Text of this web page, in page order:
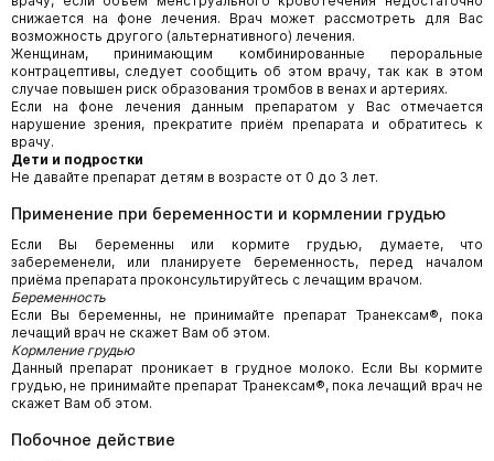
снижается на фоне лечения. Врач может рассмотреть для Вас
возможность другого (альтернативного) лечения.
Женщинам, принимающим комбинированные пероральные
контрацептивы, следует сообщить об этом врачу, так как в этом
случае повышен риск образования тромбов в венах и артериях.
Если на фоне лечения данным препаратом у Вас отмечается
нарушение зрения, прекратите приём препарата и обратитесь к
врачу.
Дети и подростки
Не давайте препарат детям в возрасте от 0 до 3 лет.
Применение при беременности и кормлении грудью
Если Вы беременны или кормите грудью, думаете, что
забеременели, или планируете беременность, перед началом
приёма препарата проконсультируйтесь с лечащим врачом.
Беременность
Если Вы беременны, не принимайте препарат Транексам®, пока
лечащий врач не скажет Вам об этом.
Кормление грудью
Данный препарат проникает в грудное молоко. Если Вы кормите
грудью, не принимайте препарат Транексам®, пока лечащий врач не
скажет Вам об этом.
Побочное действие